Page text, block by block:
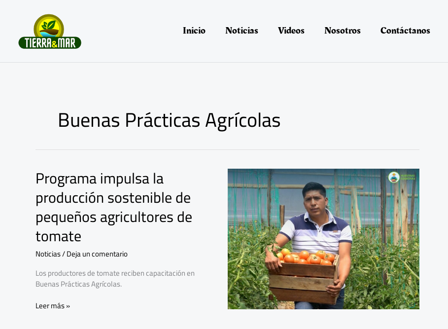
Inicio Noticias Videos Nosotros Contáctanos
Buenas Prácticas Agrícolas
Programa impulsa la
producción sostenible de
pequeños agricultores de
tomate
Noticias/Deja un comentario
Los productores de tomate reciben capacitación en
Buenas Prácticas Agrícolas.
Programa
impulsa
la
producción
sostenible
de
pequeños
agricultores
de
tomate
Leer más »